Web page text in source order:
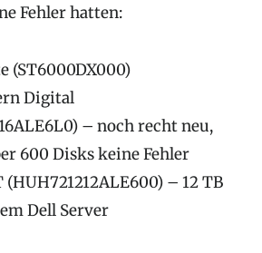
Fehler hatten:
(ST6000DX000)
Digital
– noch recht neu,
600 Disks keine Fehler
(HUH721212ALE600) – 12 TB
Dell Server